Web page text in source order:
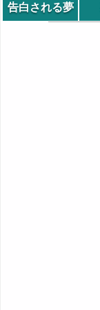
告白される夢